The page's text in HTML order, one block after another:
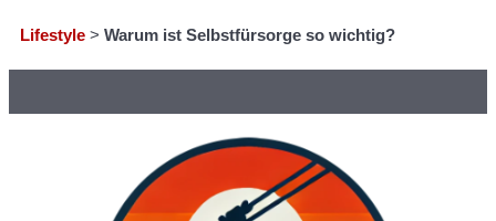
Lifestyle > Warum ist Selbstfürsorge so wichtig?